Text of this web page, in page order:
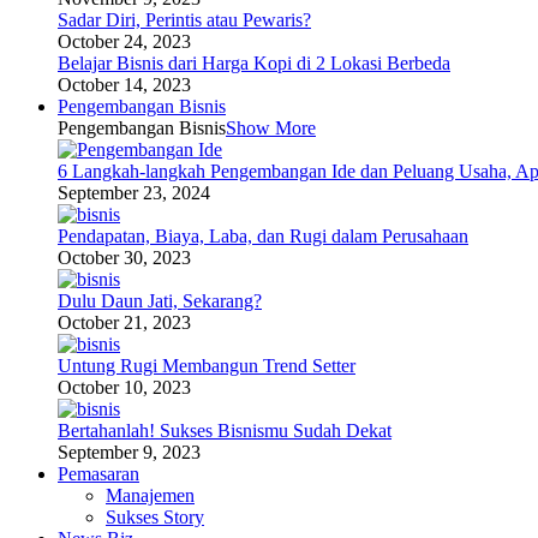
Sadar Diri, Perintis atau Pewaris?
October 24, 2023
Belajar Bisnis dari Harga Kopi di 2 Lokasi Berbeda
October 14, 2023
Pengembangan Bisnis
Pengembangan BisnisShow More
6 Langkah-langkah Pengembangan Ide dan Peluang Usaha,
September 23, 2024
Pendapatan, Biaya, Laba, dan Rugi dalam Perusahaan
October 30, 2023
Dulu Daun Jati, Sekarang?
October 21, 2023
Untung Rugi Membangun Trend Setter
October 10, 2023
Bertahanlah! Sukses Bisnismu Sudah Dekat
September 9, 2023
Pemasaran
Manajemen
Sukses Story